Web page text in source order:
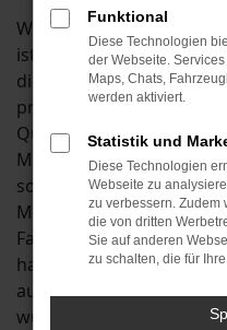
Wenn Sie beim
ist ein Škoda Kodiaq
die richtige Wahl. Sie
preislichen Vorteile
Qualität, die fast der
Mancherorts werden
sogar als die bessere
Mainburg angesehen.
Fahrzeuge bereits
haben und auf diese
ausgeschlossen
wurde jeder Škoda
Funktional
Diese Technologien
der Webseite.
Maps, Chats,
werden aktiviert.
Statistik und
Diese Technologien
Webseite zu
zu verbessern. Zudem
die von dritten
Sie auf anderen
zu schalten, die für